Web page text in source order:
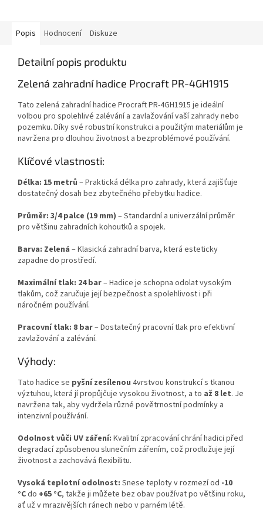
Popis Hodnocení Diskuze
Detailní popis produktu
Zelená zahradní hadice Procraft PR-4GH1915
Tato zelená zahradní hadice Procraft PR-4GH1915 je ideální
volbou pro spolehlivé zalévání a zavlažování vaší zahrady nebo
pozemku. Díky své robustní konstrukci a použitým materiálům je
navržena pro dlouhou životnost a bezproblémové používání.
Klíčové vlastnosti:
Délka: 15 metrů – Praktická délka pro zahrady, která zajišťuje
dostatečný dosah bez zbytečného přebytku hadice.
Průměr: 3/4 palce (19 mm) – Standardní a univerzální průměr
pro většinu zahradních kohoutků a spojek.
Barva: Zelená – Klasická zahradní barva, která esteticky
zapadne do prostředí.
Maximální tlak: 24 bar– Hadice je schopna odolat vysokým
tlakům, což zaručuje její bezpečnost a spolehlivost i při
náročném používání.
Pracovní tlak: 8 bar– Dostatečný pracovní tlak pro efektivní
zavlažování a zalévání.
Výhody:
Tato hadice se pyšní zesílenou 4vrstvou konstrukcí s tkanou
výztuhou, která jí propůjčuje vysokou životnost, a to až 8 let. Je
navržena tak, aby vydržela různé povětrnostní podmínky a
intenzivní používání.
Odolnost vůči UV záření: Kvalitní zpracování chrání hadici před
degradací způsobenou slunečním zářením, což prodlužuje její
životnost a zachovává flexibilitu.
Vysoká teplotní odolnost: Snese teploty v rozmezí od -10
°Cdo +65 °C, takže ji můžete bez obav používat po většinu roku,
ať už v mrazivějších ránech nebo v parném létě.